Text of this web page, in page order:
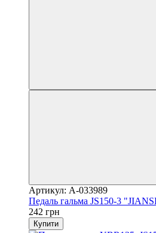
Артикул: A-033989
Педаль гальма JS150-3
242 грн
Купити